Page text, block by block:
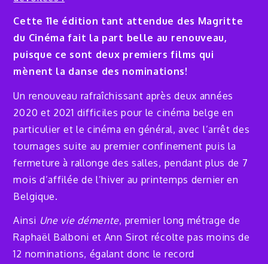
Cette 11e édition tant attendue des Magritte
du Cinéma fait la part belle au renouveau,
puisque ce sont deux premiers films qui
mènent la danse des nominations!
Un renouveau rafraîchissant après deux années
2020 et 2021 difficiles pour le cinéma belge en
particulier et le cinéma en général, avec l’arrêt des
tournages suite au premier confinement puis la
fermeture à rallonge des salles, pendant plus de 7
mois d’affilée de l’hiver au printemps dernier en
Belgique.
Ainsi Une vie démente, premier long métrage de
Raphaël Balboni et Ann Sirot récolte pas moins de
12 nominations, égalant donc le record